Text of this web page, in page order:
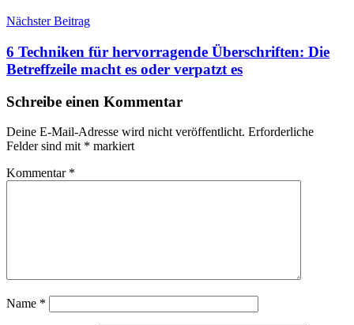
Nächster Beitrag
6 Techniken für hervorragende Überschriften: Die
Betreffzeile macht es oder verpatzt es
Schreibe einen Kommentar
Deine E-Mail-Adresse wird nicht veröffentlicht. Erforderliche
Felder sind mit * markiert
Kommentar *
Name *